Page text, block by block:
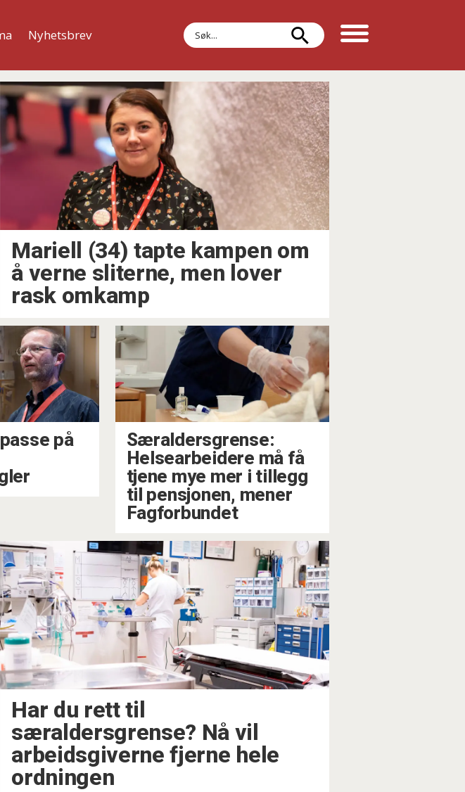
Nyhetsbrev
Søk
Mariell (34) tapte kampen om
å verne sliterne, men lover
rask omkamp
på
Særaldersgrense:
Helsearbeidere må få
tjene mye mer i tillegg
til pensjonen, mener
Fagforbundet
Har du rett til
særaldersgrense? Nå vil
arbeidsgiverne fjerne hele
ordningen